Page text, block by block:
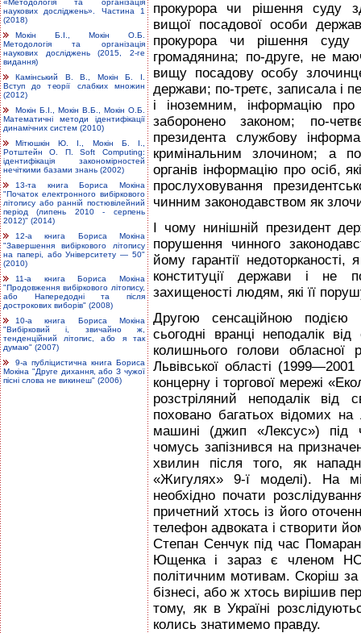
наукових досліджень». Частина 1
(2018)
Мокін Б.І., Мокін О.Б.
Методологія та організація
наукових досліджень (2015, 2-ге
видання)
Камінський В. В., Мокін Б. І.
Вступ до теорії слабких множин
(2012)
Мокін Б.І., Мокін В.Б., Мокін О.Б.
Математичні методи ідентифікації
динамічних систем (2010)
Мітюшкін Ю. І., Мокін Б. І.,
Ротштейн О. П. Soft Computing:
ідентифікація закономірностей
нечіткими базами знань (2002)
13-та книга Бориса Мокіна
"Початок електронного вибіркового
літопису або ранній постювілейний
період (липень 2010 - серпень
2012)" (2014)
12-а книга Бориса Мокіна
"Завершення вибіркового літопису
на папері, або Університету — 50"
(2010)
11-а книга Бориса Мокіна
"Продовження вибіркового літопису,
або Напередодні та після
дострокових виборів" (2008)
10-а книга Бориса Мокіна
"Вибірковий і, звичайно ж,
тенденційний літопис, або я так
думаю" (2007)
9-а публіцистична книга Бориса
Мокіна "Друге дихання, або З чужої
пісні слова не викинеш" (2006)
прокурора чи рішення суду
вищої посадової особи
прокурора чи рішення
громадянина; по-друге, не
вищу посадову особу
держави; по-третє, записала і
і іноземним, інформацію
заборонено законом; по-
президента службову
кримінальним злочином; а
органів інформацію про осіб,
прослуховування
чинним законодавством як
І чому нинішній президент
порушення чинного
йому гарантії
конституції держави і не
захищеності людям, які її
Другою сенсаційною подією
сьогодні вранці неподалік
колишнього голови
Львівської області
концерну і торгової мережі
розстріляний неподалік
поховано багатьох відомих
машині (джип «Лексус») під
чомусь запізнився на
хвилин після того, як
«Жигулях» 9-ї моделі). На
необхідно почати
причетний хтось із його
телефон адвоката і створити
Степан Сенчук під час
Ющенка і зараз є членом
політичним мотивам. Скоріш
бізнесі, або ж хтось вирішив
тому, як в Україні
колись знатимемо правду.